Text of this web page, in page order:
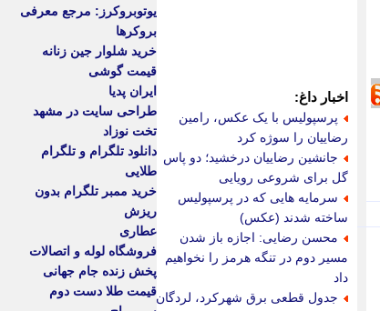
اخبار داغ:
پرسپولیس با یک عکس، رامین
رضاییان را سوژه کرد
جانشین رضاییان درخشید؛ دو پاس
گل برای شروعی رویایی
سرمایه هایی که در پرسپولیس
ساخته شدند (عکس)
محسن رضایی: اجازه باز شدن
مسیر دوم در تنگه هرمز را نخواهیم
داد
جدول قطعی برق شهرکرد، لردگان
یوتوبروکرز: مرجع معرفی
بروکرها
خرید شلوار جین زنانه
قیمت گوشی
ایران پدیا
طراحی سایت در مشهد
تخت نوزاد
دانلود تلگرام و تلگرام
طلایی
خرید ممبر تلگرام بدون
ریزش
عطاری
فروشگاه لوله و اتصالات
پخش زنده جام جهانی
قیمت طلا دست دوم